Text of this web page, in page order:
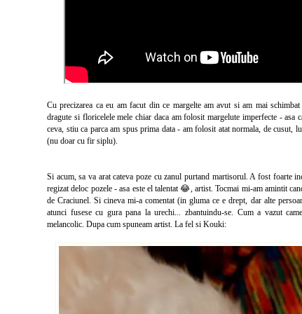
Cu precizarea ca eu am facut din ce margelte am avut si am mai
dragute si floricelele mele chiar daca am folosit margelute imperfecte - asa
ceva, stiu ca parca am spus prima data - am folosit atat normala, de cusut,
(nu doar cu fir siplu).
Si acum, sa va arat cateva poze cu zanul purtand martisorul. A fost foarte
regizat deloc pozele - asa este el talentat 😂, artist. Tocmai mi-am amintit
de Craciunel. Si cineva mi-a comentat (in gluma ce e drept, dar alte
atunci fusese cu gura pana la urechi... zbantuindu-se. Cum a vazut
melancolic. Dupa cum spuneam artist. La fel si Kouki: